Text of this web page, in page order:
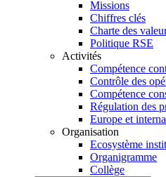
Missions
Chiffres clés
Charte des
Politique RSE
Activités
Compétence
Contrôle des
Compétence
Régulation des
Europe et
Organisation
Ecosystème
Organigramme
Collège